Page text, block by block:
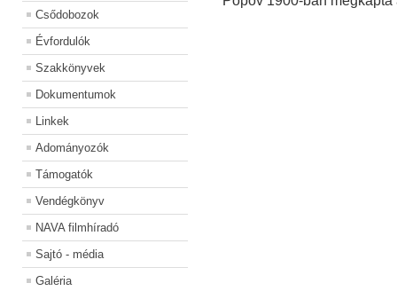
Csődobozok
Évfordulók
Szakkönyvek
Dokumentumok
Linkek
Adományozók
Támogatók
Vendégkönyv
NAVA filmhíradó
Sajtó - média
Galéria